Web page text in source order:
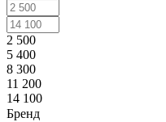
2 500
5 400
8 300
11 200
14 100
Бренд